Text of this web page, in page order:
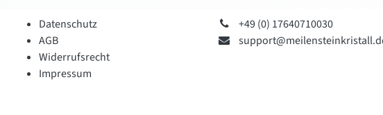
Datenschutz
AGB
Widerrufsrecht
Impressum
+49 (0) 17640710030